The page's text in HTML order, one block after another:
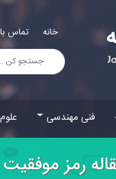
خانه تماس
فنی مهندسی
رمز